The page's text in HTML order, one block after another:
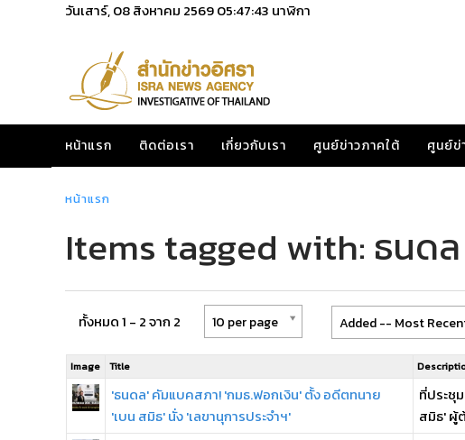
วันเสาร์, 08 สิงหาคม 256905:47:43 นาฬิกา
หน้าแรก ติดต่อเรา เกี่ยวกับเรา ศูนย์ข่าวภาคใต้ ศูนย์ข่
หน้าแรก
Items tagged with: ธน
ทั้งหมด 1 - 2 จาก 2 10 per page Added -- Most
Image Title
'ธนดล' คัมแบคสภา! 'กมธ.ฟอกเงิน' ตั้ง อดีตทนาย
'เบน สมิธ' นั่ง 'เลขานุการประจำฯ'
ที่ประชุ
สมิธ' ผู้